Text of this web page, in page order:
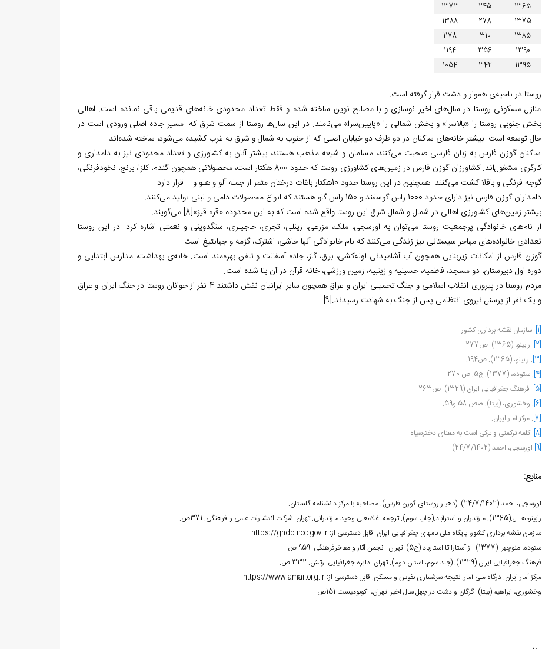
1365
245
1373
1375
278
1388
1385
310
1178
1390
356
1194
1395
342
1054
روستا در ناحیه‌‏ی هموار و دشت قرار گرفته است.
منازل مسکونی روستا در سال‌‏های اخیر نوسازی و با مصالح نوین ساخته شده‏ و فقط تعداد محدودی خانه‏‌های قدیمی باقی نمانده است. اهالی
بخش جنوبی روستا را «بالاسرا» و بخش شمالی را «پایین‌‏سرا» می‏‌نامند. در این سال‌ها روستا از سمت شرق که مسیر جاده اصلی ورودی است در
حال توسعه است. بیشتر خانه‏‌های ساکنان در دو طرف دو خیابان اصلی که از جنوب به شمال و شرق به غرب کشیده می‌‏شود، ساخته شده‏‌اند.
ساکنان گوزن فارس به زبان فارسی صحبت می‏‌کنند، مسلمان و شیعه مذهب هستند، بیشتر آنان به کشاورزی و تعداد محدودی نیز به دامداری و
کارگری مشغول‌اند. کشاورزان گوزن فارس در زمین‏‌های کشاورزی روستا که حدود 800 هکتار است، محصولاتی همچون گندم، کلزا، برنج، نخودفرنگی،
گوجه فرنگی و باقلا کشت می‏‌کنند. همچنین در این روستا حدود 10هکتار باغات درختان مثمر از جمله آلو و هلو و .. قرار دارد.
دامداران گوزن فارس نیز دارای حدود 1000 راس گوسفند و 150 راس گاو هستند که انواع محصولات دامی و لبنی تولید می‌‏کنند.
بیشتر زمین‌‏های کشاورزی اهالی در شمال و شمال شرق این روستا واقع شده است که به این محدوده «قره قیز»[8]
می‏‌گویند.
از نام‌های خانوادگی پرجمعیت روستا می‏‌توان به اورسجی، ملک، مزرعی، زینلی، تجری، حاجیلری، سنگدوینی و نعمتی اشاره کرد. در این روستا
تعدادی خانواده‌‏های مهاجر سیستانی نیز زندگی می‏‌کنند که نام خانوادگی آنها خاشی، اشترک، گزمه و جهانتیغ است.
گوزن فارس از امکانات زیربنایی همچون آب آشامیدنی لوله‌کشی، برق، گاز، جاده آسفالت و تلفن بهره‌مند است. خانه‌ی بهداشت، مدارس ابتدایی و
دوره اول دبیرستان، دو مسجد، فاطمیه، حسینیه و زینبیه، زمین ورزشی، خانه قرآن در آن بنا شده است.
مردم روستا در پیروزی انقلاب اسلامی و جنگ تحمیلی ایران و عراق همچون سایر ایرانیان نقش داشتند.4 نفر از جوانان روستا در جنگ ایران و عراق
و یک نفر از پرسنل نیروی انتظامی پس از جنگ به شهادت رسیدند.[9]
[1] . سازمان نقشه برداری کشور.
[2] . رابینو، (1365). ص277.
[3]
. رابینو، (1365). ص194.
[4] . ستوده، (1377). ج5. ص 270
[5] . فرهنگ جغرافیایی ایران.(1329). ص263.
[6] . وخشوری، (بی‏تا). صص 58 و59.
[7] . مرکز آمار ایران.
[8] . کلمه ترکمنی و ترکی است به معنای دخترسیاه
[9] .اورسجی، احمد.(24/7/1402).
منابع:
اورسجی، احمد (24/7/1402)، (دهیار روستای گوزن فارس). مصاحبه با مرکز دانشنامه گلستان.
رابینو،هـ ل.(1365). مازندران و استرآباد.(چاپ سوم). ترجمه: غلامعلی وحید مازندرانی. تهران: شرکت انتشارات علمی و فرهنگی. 371ص.
سازمان نقشه برداری کشور، پایگاه ملی نام‏های جغرافیایی ایران. قابل دسترسی از:https://gndb.ncc.gov.ir
ستوده، منوچهر. (1377). از آستارا تا استارباد.(ج5). تهران. انجمن آثار و مفاخرفرهنگی. 959 ص.
فرهنگ جغرافیایی ایران (1329). (جلد سوم، استان دوم). تهران: دایره جغرافیایی ارتش. 332 ص.
مرکز آمار ایران. درگاه ملی آمار. نتیجه سرشماری نفوس و مسکن. قابل دسترسی از:https://www.amar.org.ir
وخشوری، ابراهیم (بی‏تا). گرگان و دشت در چهل سال اخیر. تهران، اکونومیست.151ص.